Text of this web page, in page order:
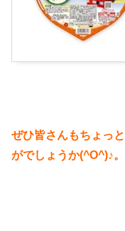
ぜひ皆さんもちょっ
がでしょうか(^O^)♪。